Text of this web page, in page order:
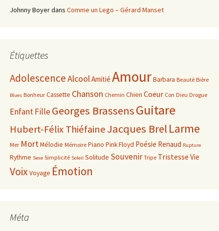
Johnny Boyerdans Comme un Lego – Gérard Manset
Étiquettes
AdolescenceAlcoolAmitié AmourBarbara Beauté Bière
Blues Bonheur Cassette Chanson Chemin Chien Coeur Con Dieu Drogue
EnfantFilleGeorges BrassensGuitare
Hubert-Félix ThiéfaineJacques Brel Larme
Mer MortMélodie Mémoire Piano Pink Floyd Poésie Renaud Rupture
Rythme Sexe Simplicité Soleil Solitude Souvenir Tripe Tristesse Vie
VoixVoyage Émotion
Méta